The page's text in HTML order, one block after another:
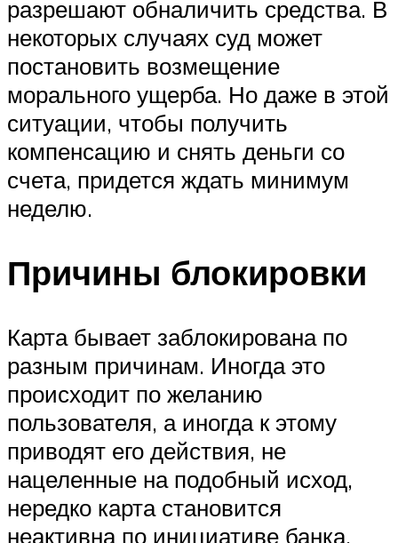
разрешают обналичить средства. В
некоторых случаях суд может
постановить возмещение
морального ущерба. Но даже в этой
ситуации, чтобы получить
компенсацию и снять деньги со
счета, придется ждать минимум
неделю.
Причины блокировки
Карта бывает заблокирована по
разным причинам. Иногда это
происходит по желанию
пользователя, а иногда к этому
приводят его действия, не
нацеленные на подобный исход,
нередко карта становится
неактивна по инициативе банка.